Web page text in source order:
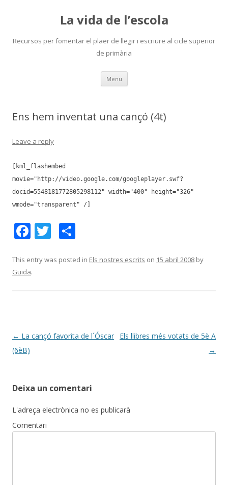
La vida de l’escola
Recursos per fomentar el plaer de llegir i escriure al cicle superior
de primària
Menu Skip
content
Ens hem inventat una cançó (4t)
Leave a reply
[kml_flashembed
movie="http://video.google.com/googleplayer.swf?
docid=5548181772805298112" width="400" height="326"
wmode="transparent" /]
F
e
b
k
T
itt m
ix
This entry was posted in Els nostres escrits on 15 abril 2008 by
Guida.
Post
navigation
← La cançó favorita de l´Óscar
(6èB)
Els llibres més votats de 5è A
→
Deixa un comentari
L'adreça electrònica no es publicarà
Comentari